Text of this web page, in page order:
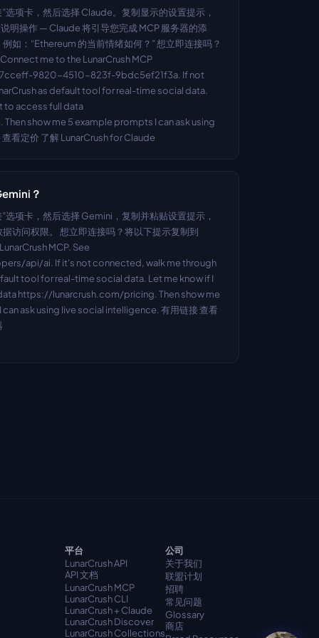
选项卡，然后选择 Claude。复制显示的设置提示，
明操作 — Claude 将引导您完成 MCP 服务器的添
如：“Ethereum 的当前情绪如何？” 想立即连接吗？
me to the LunarCrush MCP
9820-4510-823f-9bdc5ef21f3a. If not
as default tool for real-time social data.
to access full data
show me 5 example prompts I can ask using
看定价 了解 LunarCrush for Claude
？
选项卡，然后选择 Gemini，复制并粘贴设置提示，
访问权限。 想立即连接吗？将以下提示复制到
MCP. See
api/ai. If it's not connected, walk me through
tool for real-time social data. Let me know if I
https://lunarcrush.com/pricing. Then show me
ask using live social intelligence. 有用链接 查看
平台
LunarCrush API
API 文档
LunarCrush MCP
LunarCrush CLI
LunarCrush + Claude
LunarCrush Discover
LunarCrush Collections
公司
关于我们
联盟计划
招聘
常见问题
Glossary
商店